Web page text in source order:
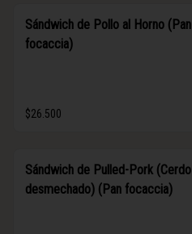
Sándwich de Pollo al Horno (Pan
focaccia)
$26.500
Sándwich de Pulled-Pork (Cerdo
desmechado) (Pan focaccia)